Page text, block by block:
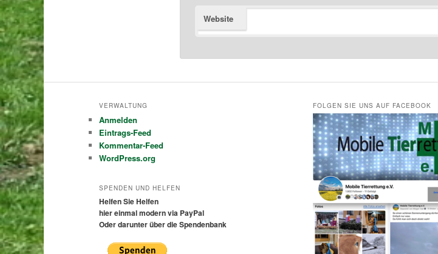
Website
VERWALTUNG
Anmelden
Eintrags-Feed
Kommentar-Feed
WordPress.org
SPENDEN UND HELFEN
Helfen Sie Helfen
hier einmal modern via PayPal
Oder darunter über die Spendenbank
FOLGEN SIE UNS AUF FACEBOOK